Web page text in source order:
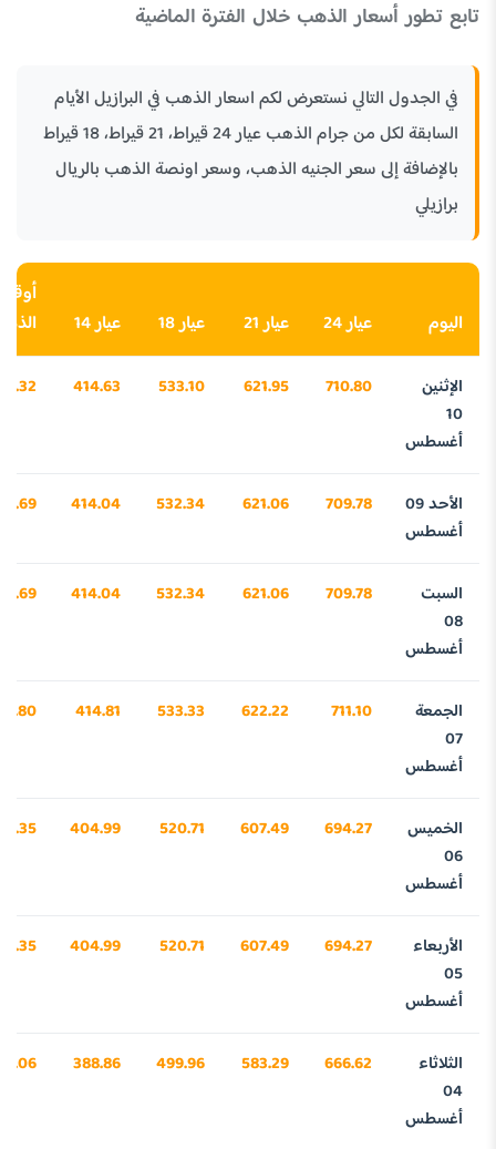
تابع تطور أسعار الذهب خلال الفترة الماضية
في الجدول التالي نستعرض لكم اسعار الذهب في البرازيل الأيام
السابقة لكل من جرام الذهب عيار 24 قيراط، 21 قيراط، 18 قيراط
بالإضافة إلى سعر الجنيه الذهب، وسعر اونصة الذهب بالريال
برازيلي
اليوم عيار 24 عيار 21 عيار 18 عيار 14
أوقية
الإثنين
10
أغسطس
710.80
621.95
533.10
414.63
الأحد 09
أغسطس
709.78
621.06
532.34
414.04
السبت
08
أغسطس
709.78
621.06
532.34
414.04
الجمعة
07
أغسطس
711.10
622.22
533.33
414.81
الخميس
06
أغسطس
694.27
607.49
520.71
404.99
الأربعاء
05
أغسطس
694.27
607.49
520.71
404.99
الثلاثاء
04
أغسطس
666.62
583.29
499.96
388.86